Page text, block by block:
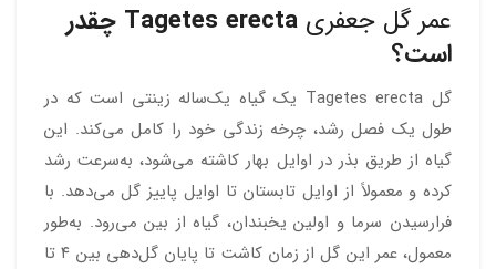
عمر گل جعفری
Tagetes erecta چقدر
است؟
گل Tagetes erecta یک گیاه یک‌ساله زینتی است که در
طول یک فصل رشد، چرخه زندگی خود را کامل می‌کند. این
گیاه از طریق بذر در اوایل بهار کاشته می‌شود، به‌سرعت رشد
کرده و معمولاً از اوایل تابستان تا اوایل پاییز گل می‌دهد. با
فرارسیدن سرما و اولین یخبندان، گیاه از بین می‌رود. به‌طور
معمول، عمر این گل از زمان کاشت تا پایان گل‌دهی بین ۴ تا